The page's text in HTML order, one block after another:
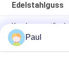
Edelstahlguss
304 316
Hochpräzisions-
Paul